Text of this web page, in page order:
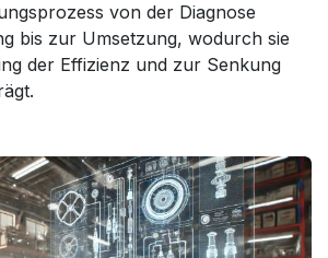
von der Diagnose
bis zur Umsetzung, wodurch sie
der Effizienz und zur Senkung